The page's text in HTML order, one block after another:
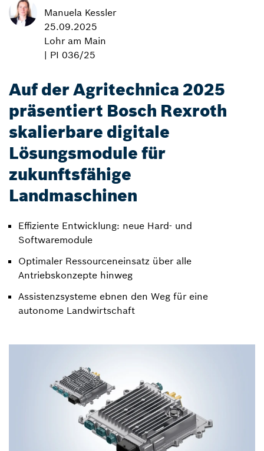
Manuela Kessler
25.09.2025
Lohr am Main
| PI 036/25
Auf der Agritechnica 2025
präsentiert Bosch Rexroth
skalierbare digitale
Lösungsmodule für
zukunftsfähige
Landmaschinen
Effiziente Entwicklung: neue Hard- und
Softwaremodule
Optimaler Ressourceneinsatz über alle
Antriebskonzepte hinweg
Assistenzsysteme ebnen den Weg für eine
autonome Landwirtschaft